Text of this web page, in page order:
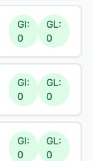
GI:
0
GL:
0
GI:
0
GL:
0
GI:
0
GL:
0